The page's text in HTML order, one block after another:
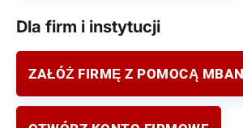
Dla firm i instytucji
ZAŁÓŻ FIRMĘ Z POMOCĄ